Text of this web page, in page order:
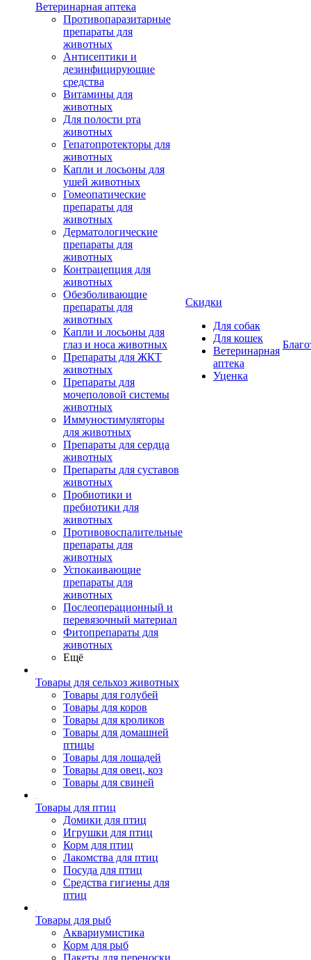
Ветеринарная аптека
Противопаразитарные
препараты для
животных
Антисептики и
дезинфицирующие
средства
Витамины для
животных
Для полости рта
животных
Гепатопротекторы для
животных
Капли и лосьоны для
ушей животных
Гомеопатические
препараты для
животных
Дерматологические
препараты для
животных
Контрацепция для
животных
Обезболивающие
препараты для
животных
Капли и лосьоны для
глаз и носа животных
Препараты для ЖКТ
животных
Препараты для
мочеполовой системы
животных
Иммуностимуляторы
для животных
Препараты для сердца
животных
Препараты для суставов
животных
Пробиотики и
пребиотики для
животных
Противовоспалительные
препараты для
животных
Успокаивающие
препараты для
животных
Послеоперационный и
перевязочный материал
Фитопрепараты для
животных
Ещё
Товары для сельхоз животных
Товары для голубей
Товары для коров
Товары для кроликов
Товары для домашней
птицы
Товары для лошадей
Товары для овец, коз
Товары для свиней
Товары для птиц
Домики для птиц
Игрушки для птиц
Корм для птиц
Лакомства для птиц
Посуда для птиц
Средства гигиены для
птиц
Товары для рыб
Аквариумистика
Корм для рыб
Пакеты для переноски
Скидки
Для собак
Для кошек
Ветеринарная
аптека
Уценка